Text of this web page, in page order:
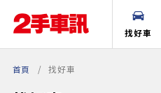
找好車
首頁 找好車